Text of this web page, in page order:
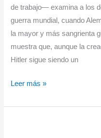
de trabajo— examina a los
guerra mundial, cuando
la mayor y más sangrienta
muestra que, aunque la
Hitler sigue siendo un
«Hitler
Stalin»
Leer más »